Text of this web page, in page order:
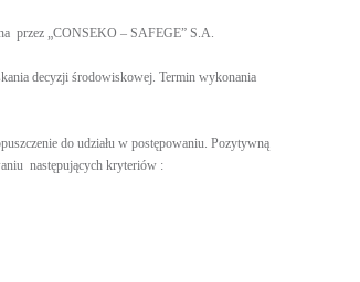
przez „CONSEKO – SAFEGE” S.A.
decyzji środowiskowej. Termin wykonania
do udziału w postępowaniu. Pozytywną
następujących kryteriów :